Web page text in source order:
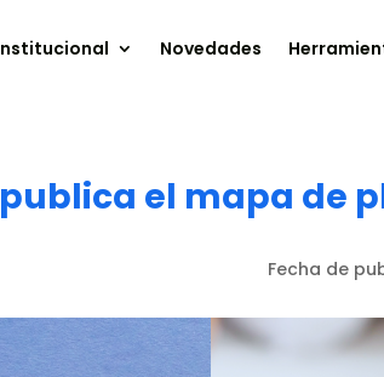
Novedades
el mapa de
Fecha de